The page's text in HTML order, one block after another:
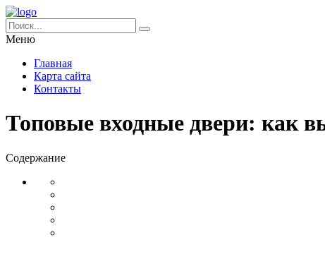
Меню
Главная
Карта сайта
Контакты
Топовые входные двери: как
Содержание